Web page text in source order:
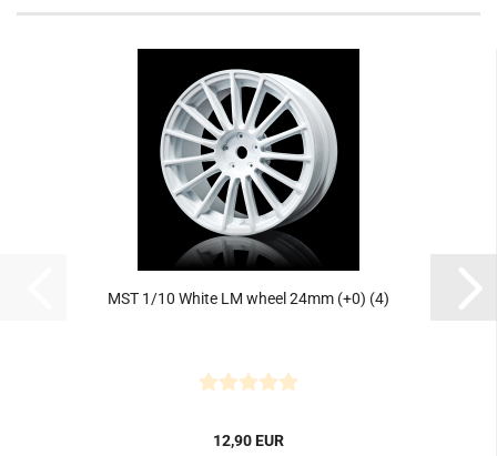
MST 1/10 White LM wheel 24mm (+0) (4)
12,90 EUR